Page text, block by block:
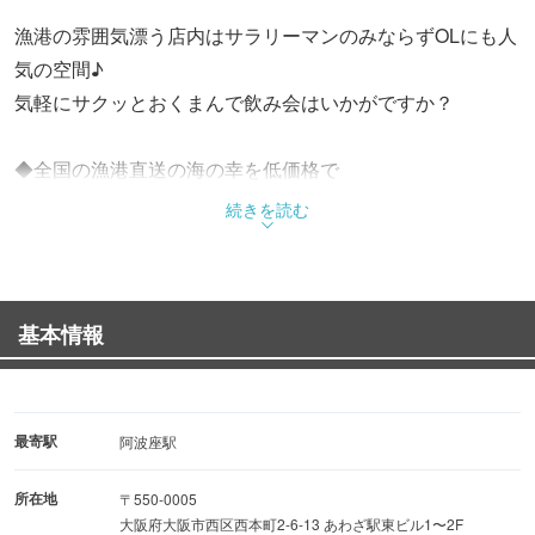
漁港の雰囲気漂う店内はサラリーマンのみならずOLにも人
気の空間♪
気軽にサクッとおくまんで飲み会はいかがですか？
◆全国の漁港直送の海の幸を低価格で
おくまんでは高知県の甲浦漁港を中心に旨い魚を産地直送
供いたします！
続きを読む
基本情報
最寄駅 阿波座駅
所在地
〒550-0005
大阪府大阪市西区西本町2-6-13 あわざ駅東ビル1〜2F